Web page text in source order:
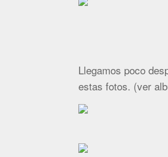
Llegamos poco
estas fotos. (ver